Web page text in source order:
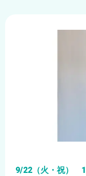
9/22（火・祝）